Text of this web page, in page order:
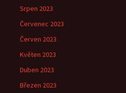
Srpen 2023
Červenec 2023
Červen 2023
Květen 2023
Duben 2023
Březen 2023